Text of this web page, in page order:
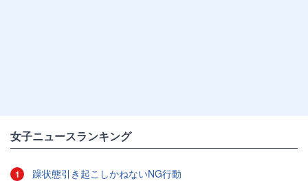
女子ニュースランキング
1 躁状態引き起こしかねないNG行動